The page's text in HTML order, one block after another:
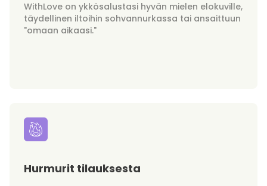
WithLove on ykkösalustasi hyvän mielen elokuville,
täydellinen iltoihin sohvannurkassa tai ansaittuun
"omaan aikaasi."
Hurmurit tilauksesta